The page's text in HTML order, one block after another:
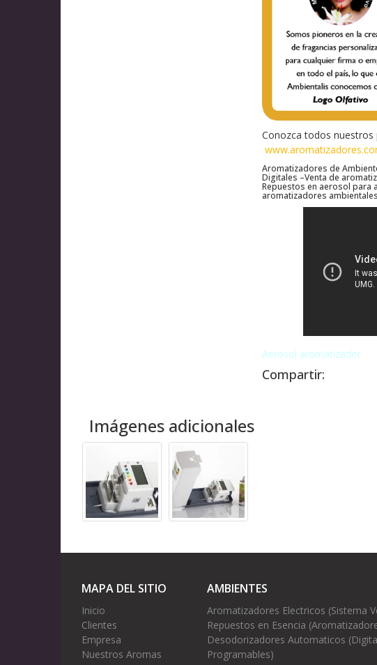
Conozca todos nuestros
Aromatizadores de
Digitales –Venta de
Repuestos en aerosol para
aromatizadores
Aerosol aromatizador
Compartir:
Imágenes adicionales
MAPA DEL SITIO
Inicio
Clientes
Empresa
Nuestros Aromas
AMBIENTES
Aromatizadores Electricos (Sistema
Repuestos en Esencia
Desodorizadores Automaticos
Programables)